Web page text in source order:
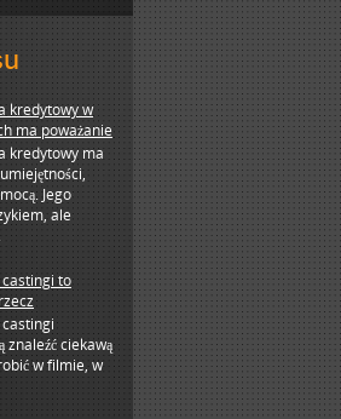
kredytowy w
ma poważanie
kredytowy ma
Jego
ale
to
znaleźć ciekawą
w filmie, w